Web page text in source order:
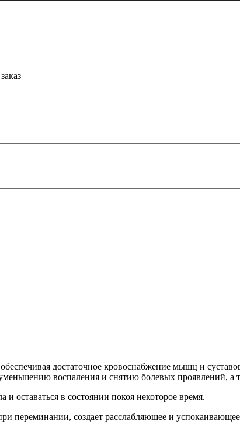
достаточное кровоснабжение мышц и
воспаления и снятию болевых проявлений,
оставаться в состоянии покоя некоторое время.
переминании, создает расслабляющее и успокаивающее